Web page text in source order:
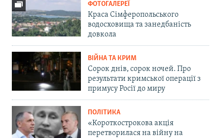
ФОТОГАЛЕРЕЇ
Краса Сімферопольського
водосховища та занедбаність
довкола
ВІЙНА ТА КРИМ
Сорок днів, сорок ночей. Про
результати кримської операції з
примусу Росії до миру
ПОЛІТИКА
«Короткострокова акція
перетворилася на війну на